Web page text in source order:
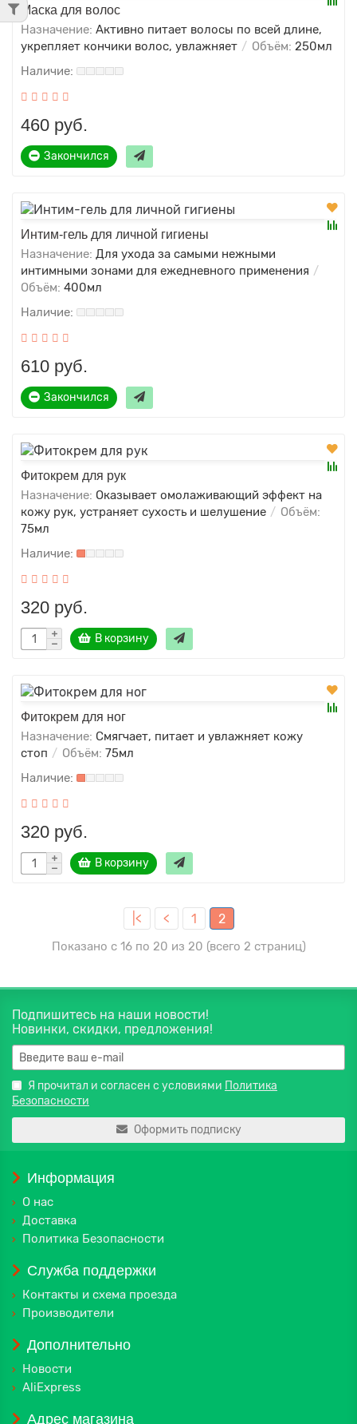
Маска для волос
Назначение: Активно питает волосы по всей длине,
укрепляет кончики волос, увлажняет
Объём: 250мл
460 руб.
Закончился
Интим-гель для личной гигиены
Назначение: Для ухода за самыми нежными
интимными зонами для ежедневного применения
Объём: 400мл
610 руб.
Закончился
Фитокрем для рук
Назначение: Оказывает омолаживающий эффект на
кожу рук, устраняет сухость и шелушение
Объём:
75мл
320 руб.
В корзину
Фитокрем для ног
Назначение: Смягчает, питает и увлажняет кожу
стоп
Объём: 75мл
320 руб.
В корзину
|< < 1 2
Показано с 16 по 20 из 20 (всего 2 страниц)
Подпишитесь на наши новости!
Новинки, скидки, предложения!
Я прочитал и согласен с условиями Политика
Безопасности
Оформить подписку
Информация
О нас
Доставка
Политика Безопасности
Служба поддержки
Контакты и схема проезда
Производители
Дополнительно
Новости
AliExpress
Адрес магазина